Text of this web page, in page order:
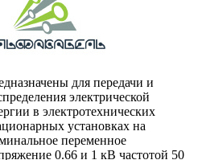
для передачи и
электрической
в электротехнических
установках на
переменное
0.66 и 1 кВ частотой 50